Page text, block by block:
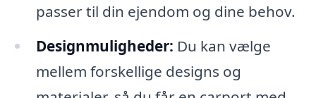
passer til din ejendom og dine behov.
Designmuligheder: Du kan vælge
mellem forskellige designs og